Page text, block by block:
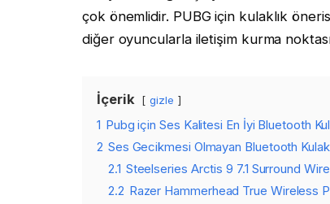
çok önemlidir. PUBG için kulaklık
diğer oyuncularla iletişim kurma
İçerik gizle
1 Pubg için Ses Kalitesi En İyi Bluetooth
2 Ses Gecikmesi Olmayan Bluetooth
2.1 Steelseries Arctis 9 7.1 Surround
2.2 Razer Hammerhead True Wireless